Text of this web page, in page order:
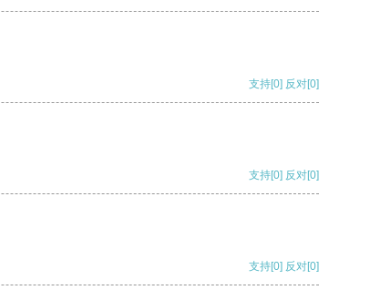
支持[0] 反对[0]
支持[0] 反对[0]
支持[0] 反对[0]